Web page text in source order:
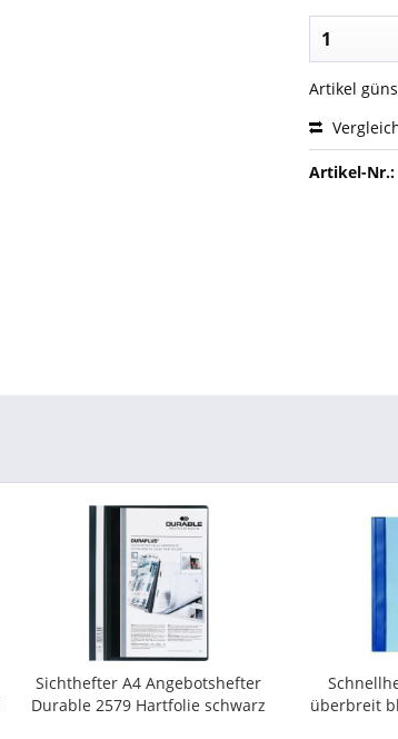
Artikel
Artikel-Nr.:
Sichthefter A4 Angebotshefter
Durable 2579 Hartfolie schwarz
überbreit